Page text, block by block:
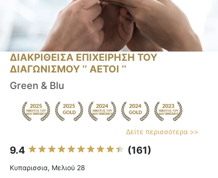
ΔΙΑΚΡΙΘΕΙΣΑ ΕΠΙΧΕΙΡΗΣΗ ΤΟΥ
ΔΙΑΓΩΝΙΣΜΟΥ ‘’ ΑΕΤΟΙ ‘’
Green & Blu
Δείτε περισσότερα >>
9.4 (161)
Κυπαρισσια, Μελιού 28